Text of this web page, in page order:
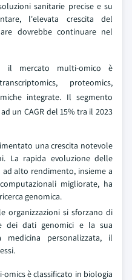
sanitarie precise e su
l'elevata crescita del
dovrebbe continuare nel
il mercato multi-omico è
proteomics,
integrate. Il segmento
un CAGR del 15% tra il 2023
una crescita notevole
La rapida evoluzione delle
alto rendimento, insieme a
migliorate, ha
genomica.
organizzazioni si sforzano di
dei dati genomici e la sua
medicina personalizzata, il
è classificato in biologia